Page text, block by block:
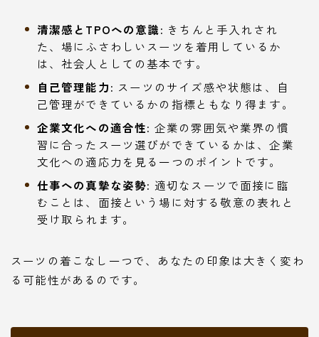
清潔感とTPOへの意識: きちんと手入れされ
た、場にふさわしいスーツを着用しているか
は、社会人としての基本です。
自己管理能力: スーツのサイズ感や状態は、自
己管理ができているかの指標ともなり得ます。
企業文化への適合性: 企業の雰囲気や業界の慣
習に合ったスーツ選びができているかは、企業
文化への適応力を見る一つのポイントです。
仕事への真摯な姿勢: 適切なスーツで面接に臨
むことは、面接という場に対する敬意の表れと
受け取られます。
スーツの着こなし一つで、あなたの印象は大きく変わ
る可能性があるのです。